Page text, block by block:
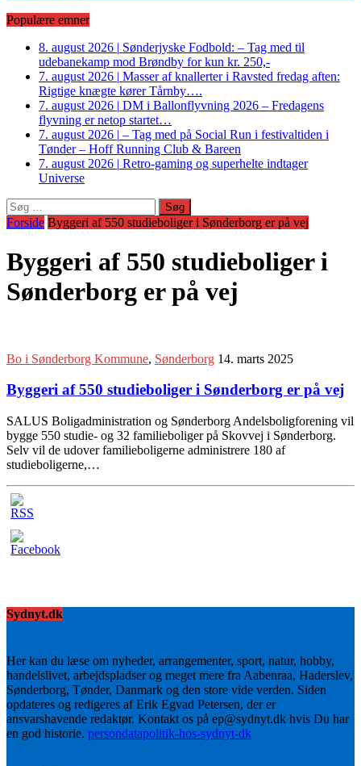
Populære emner
8. august 2026 | Sønderjyske Fodbold: – Tag med til
udebanekamp mod Brøndby for kun kr. 250,-
7. august 2026 | Masser af knallerter i Ravsted fredag aften:
Rigtige knægte kører Tårnby….
7. august 2026 | DM i Ballonflyvning 2026 – Fredagens
flyvning er netop startet…
7. august 2026 | – Tag med på Social Run i festivaltiden i
Tønder – Hoff Running Club & Bareen
7. august 2026 | Retro-gaming og superhelte indtager
Universe
Søg
efter:
Forside Byggeri af 550 studieboliger i Sønderborg er på vej
Byggeri af 550 studieboliger i
Sønderborg er på vej
Bo i Sønderborg Kommune, Sønderborg 14. marts 2025
Byggeri af 550 studieboliger i Sønderborg er på vej
SALUS Boligadministration og Sønderborg Andelsboligforening vil
bygge 550 studie- og 32 familieboliger på Skovvej i Sønderborg.
Selv vil de udover familieboligerne administrere 180 af
studieboligerne,…
Sydnyt.dk
Her kan du læse om nyheder, arrangementer, sport, natur, hobby,
handelslivet, arbejdspladser og meget mere fra Aabenraa, Haderslev,
Sønderborg, Tønder, Danmark og den store vide verden. Siden
opdateres og redigeres af Erik Egvad Petersen, der er
ansvarshavende redaktør. Kontakt os på ep@sydnyt.dk hvis Du har
en god historie. persondatapolitik-hos-sydnyt-dk